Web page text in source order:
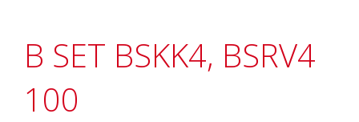
B SET BSKK4, BSRV4
100